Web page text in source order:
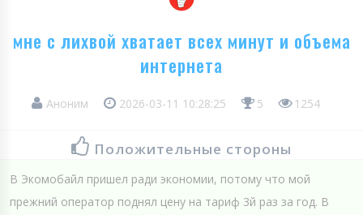
мне с лихвой хватает всех минут и объема
интернета
Аноним 2026-03-11 10:28:25 5 1254
Положительные стороны
В Экомобайл пришел ради экономии, потому что мой
прежний оператор поднял цену на тариф 3й раз за год. В